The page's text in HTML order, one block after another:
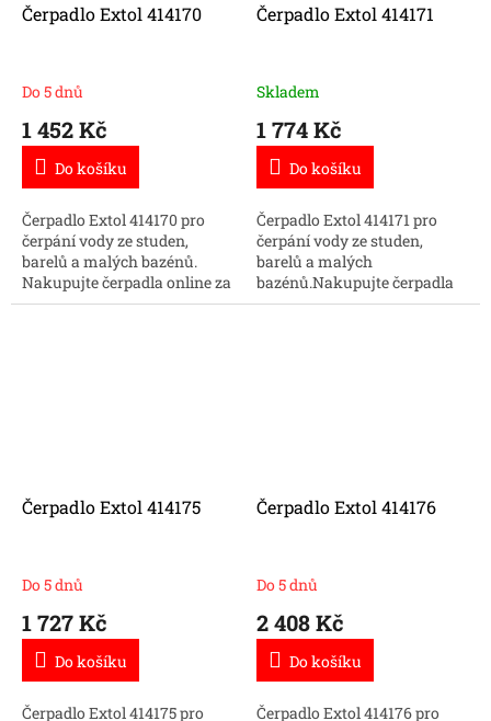
Čerpadlo Extol 414170
Do 5 dnů
1 452 Kč
Do košíku
Čerpadlo Extol 414170 pro
čerpání vody ze studen,
barelů a malých bazénů.
Nakupujte čerpadla online za
dobrou cenu.
Čerpadlo Extol 414171
Skladem
1 774 Kč
Do košíku
Čerpadlo Extol 414171 pro
čerpání vody ze studen,
barelů a malých
bazénů.Nakupujte čerpadla
online za dobrou cenu.
Čerpadlo Extol 414175
Do 5 dnů
1 727 Kč
Do košíku
Čerpadlo Extol 414175 pro
Čerpadlo Extol 414176
Do 5 dnů
2 408 Kč
Do košíku
Čerpadlo Extol 414176 pro